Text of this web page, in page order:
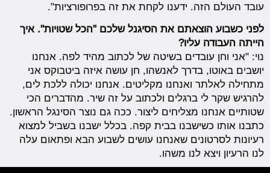
עובד העולם הזה. ידענו לקחת את זה בפרופורציות".
לפני כשבוע הוצאתם את הסיגנל שלכם "הכל שטויות". איך
הייתה העבודה עליו?
נוי: "אני וחן עובדים בשיטה של לכתוב מהיד לפה. אנחנו
יושבים באוטו, בדרך לאנשהו, חן עושה איזה ביטבוקס אני
מתחילה לאלתר ואנחנו מקליטים. אנחנו יכולה ללכת לים,
להרגיש שקר לי ברגלים ולכתוב על זה שיר. מהדברים הכי
שטותיים אנחנו מצליחים ליצור. ככה גם נוצר הסינגל הראשון.
כתבנו אותו כשישבנו בבית קפה. בכלל ישבנו בשביל למצוא
רעיונות לסרטונים שאנחנו עושים לשבוע הבא ופתאום עלה
לנו הרעיון ויצא לנו משהו.